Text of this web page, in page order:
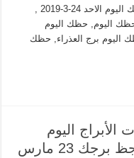
اليوم الاحد حظك اليوم الاحد 24-3-2019 حظك اليوم الاحد 24-3-2019 ,
اليوم, حظك اليوم, حظك اليوم
اليوم برج العذراء, حظك
3-2019 توقعات الأبراج اليوم
الأحد 24-3-2019 ماغي فرح جظ برجك 23 مارس